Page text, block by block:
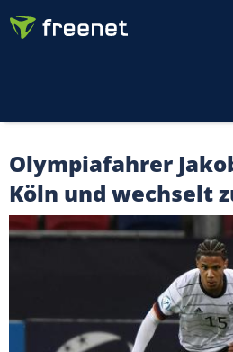
Olympiafahrer
Köln und wechselt